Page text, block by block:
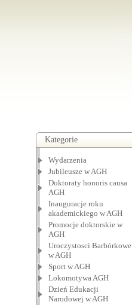
Kategorie
Wydarzenia
Jubileusze w AGH
Doktoraty honoris causa
AGH
Inauguracje roku
akademickiego w AGH
Promocje doktorskie w
AGH
Uroczystosci Barbórkowe
w AGH
Sport w AGH
Lokomotywa AGH
Dzień Edukacji
Narodowej w AGH